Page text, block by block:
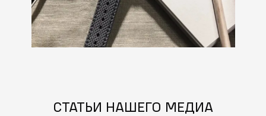
СТАТЬИ НАШЕГО МЕДИА